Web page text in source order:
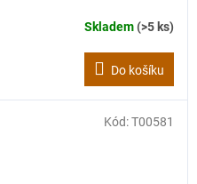
Skladem(>5 ks)
Do košíku
Kód:T00581